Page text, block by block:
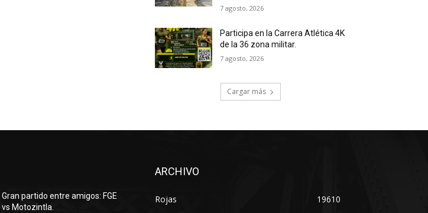
7 agosto, 2026
Participa en la Carrera Atlética 4K
de la 36 zona militar.
7 agosto, 2026
Cargar más
Gran partido entre amigos: FGE
vs Motozintla.
ARCHIVO
Rojas
19610